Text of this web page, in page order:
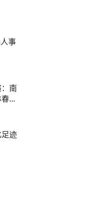
事
南
红
迹